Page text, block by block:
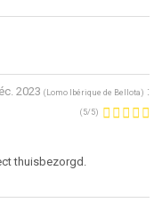
2023 ( Lomo Ibérique de Bellota ) :
( 5/5)
thuisbezorgd.